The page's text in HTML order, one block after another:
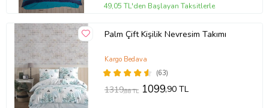
49,05 TL'den Başlayan Taksitlerle
Palm Çift Kişilik Nevresim Takımı
(63)
Kargo Bedava
1319,88 TL 1099,90 TL